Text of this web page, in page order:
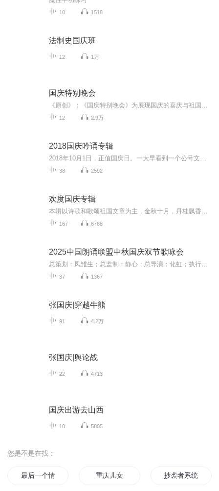
10 1518
法制史国庆班
12 1万
国庆特别晚会
12 2.9万
2018国庆吟诵专辑
38 2592
欢度国庆专辑
167 6788
2025中国朗诵联盟中秋国庆双节歌咏会
37 1367
张国庆|穿越牛熊
91 4.2万
张国庆|舆论战
22 4713
国庆出游去山西
10 5805
您是不是在找：
最后一个情人节 重庆儿女 抄袭者系统